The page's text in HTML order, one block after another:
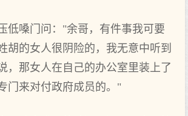
低嗓门问："余哥，有件事我可要
胡的女人很阴险的，我无意中听到
，那女人在自己的办公室里装上了
门来对付政府成员的。"